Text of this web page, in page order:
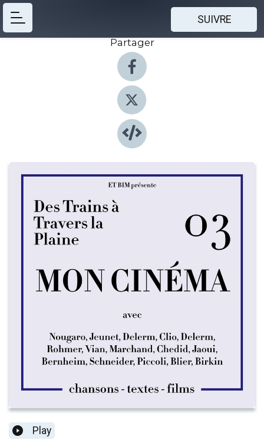
SUIVRE
Partager
Play